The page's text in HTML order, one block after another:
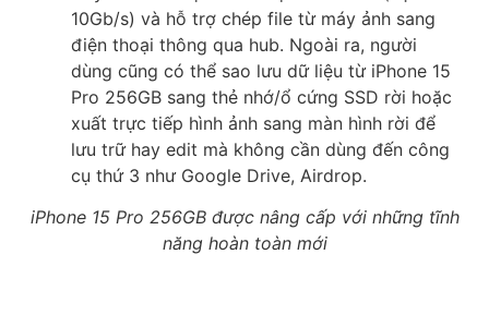
10Gb/s) và hỗ trợ chép file từ máy ảnh sang
điện thoại thông qua hub. Ngoài ra, người
dùng cũng có thể sao lưu dữ liệu từ iPhone 15
Pro 256GB sang thẻ nhớ/ổ cứng SSD rời hoặc
xuất trực tiếp hình ảnh sang màn hình rời để
lưu trữ hay edit mà không cần dùng đến công
cụ thứ 3 như Google Drive, Airdrop.
iPhone 15 Pro 256GB được nâng cấp với những tĩnh
năng hoàn toàn mới